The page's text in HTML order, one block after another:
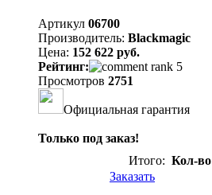
Артикул 06700
Производитель: Blackmagic
Цена: 152 622 руб.
Рейтинг:
Просмотров 2751
Официальная гарантия
Только под заказ!
Итого: Кол-во
Заказать